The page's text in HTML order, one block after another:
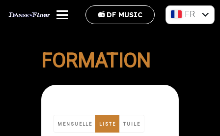
📻 DF MUSIC
FR
FORMATION
MENSUELLE LISTE TUILE